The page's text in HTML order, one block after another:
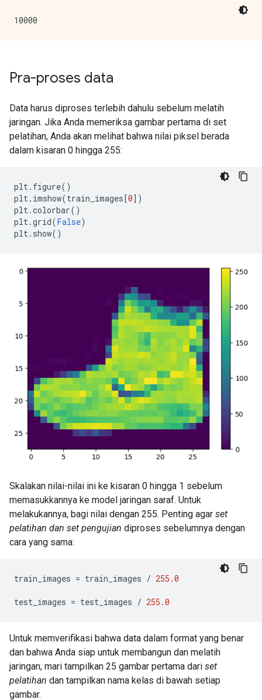
Pra-proses data
Data harus diproses terlebih dahulu sebelum melatih
jaringan. Jika Anda memeriksa gambar pertama di set
pelatihan, Anda akan melihat bahwa nilai piksel berada
dalam kisaran 0 hingga 255:
plt. figure()
plt. imshow(train_images[0])
plt.colorbar()
plt.grid(False)
plt. show()
Skalakan nilai-nilai ini ke kisaran 0 hingga 1 sebelum
memasukkannya ke model jaringan saraf. Untuk
melakukannya, bagi nilai dengan 255. Penting agar set
pelatihan dan set pengujian diproses sebelumnya dengan
cara yang sama:
train_images = train_images / 255.0
test_images = test_images / 255.0
Untuk memverifikasi bahwa data dalam format yang benar
dan bahwa Anda siap untuk membangun dan melatih
jaringan, mari tampilkan 25 gambar pertama dari set
pelatihan dan tampilkan nama kelas di bawah setiap
gambar.